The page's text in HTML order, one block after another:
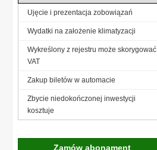
Ujęcie i prezentacja zobowiązań
Wydatki na założenie klimatyzacji
Wykreślony z rejestru może skorygować
VAT
Zakup biletów w automacie
Zbycie niedokończonej inwestycji
kosztuje
Zamów abonament